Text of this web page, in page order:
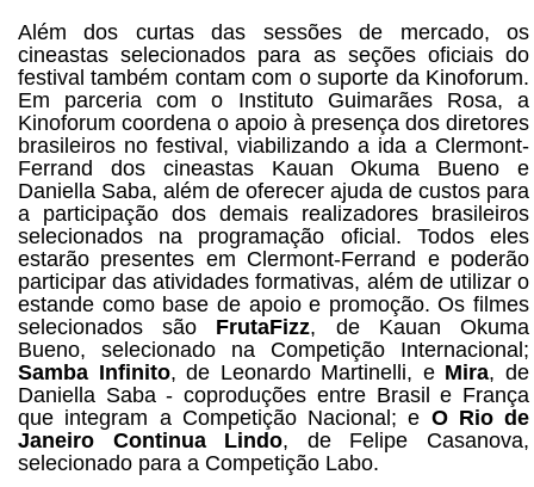
Além dos curtas das sessões de mercado, os
cineastas selecionados para as seções oficiais do
festival também contam com o suporte da Kinoforum.
Em parceria com o Instituto Guimarães Rosa, a
Kinoforum coordena o apoio à presença dos diretores
brasileiros no festival, viabilizando a ida a Clermont-
Ferrand dos cineastas Kauan Okuma Bueno e
Daniella Saba, além de oferecer ajuda de custos para
a participação dos demais realizadores brasileiros
selecionados na programação oficial. Todos eles
estarão presentes em Clermont-Ferrand e poderão
participar das atividades formativas, além de utilizar o
estande como base de apoio e promoção. Os filmes
selecionados são FrutaFizz, de Kauan Okuma
Bueno, selecionado na Competição Internacional;
Samba Infinito, de Leonardo Martinelli, e Mira, de
Daniella Saba - coproduções entre Brasil e França
que integram a Competição Nacional; e O Rio de
Janeiro Continua Lindo, de Felipe Casanova,
selecionado para a Competição Labo.